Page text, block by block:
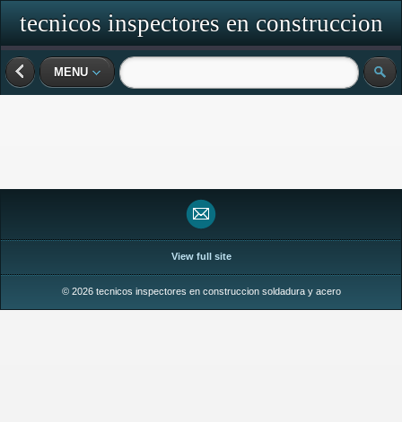
tecnicos inspectores en construccion
soldadura y acero
MENU
View full site
© 2026 tecnicos inspectores en construccion soldadura y acero